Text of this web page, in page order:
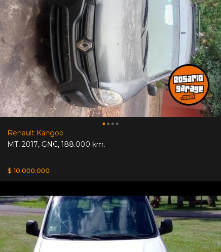
Renault Kangoo
MT, 2017, GNC, 188.000 km.
$ 10.000.000